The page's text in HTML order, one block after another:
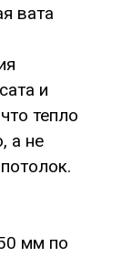
вата
и
тепло
а не
мм по